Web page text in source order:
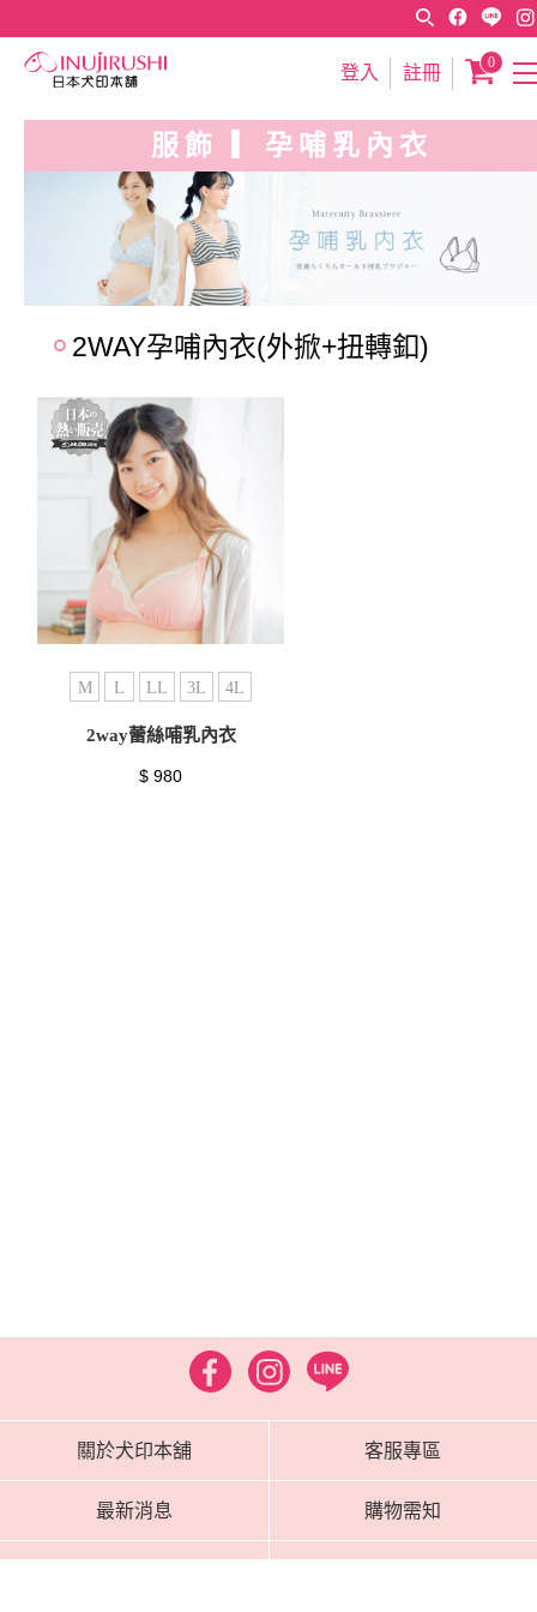
登入 註冊
0
服飾 ▎孕哺乳內衣
2WAY孕哺內衣(外掀+扭轉釦)
M L LL 3L 4L
2way蕾絲哺乳內衣
$ 980
關於犬印本舖 客服專區
最新消息 購物需知